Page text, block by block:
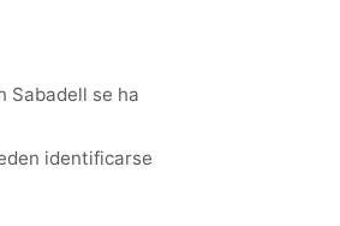
Sabadell se ha
identificarse